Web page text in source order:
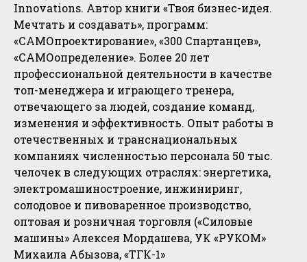
Innovations. Автор книги «Твоя бизнес-идея.
Мечтать и создавать», программ:
«САМОпроектирование», «300 Спартанцев»,
«САМОопределение». Более 20 лет
профессиональной деятельности в качестве
топ-менеджера и играющего тренера,
отвечающего за людей, создание команд,
изменения и эффективность. Опыт работы в
отечественных и транснациональных
компаниях численностью персонала 50 тыс.
челочек в следующих отраслях: энергетика,
электромашиностроение, инжиниринг,
солодовое и пивоваренное производство,
оптовая и розничная торговля («Силовые
машины» Алексея Мордашева, УК «РУКОМ»
Михаила Абызова, «ТГК-1»